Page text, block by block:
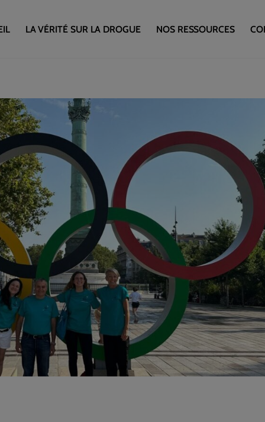
LA VÉRITÉ SUR LA DROGUE NOS RESSOURCES